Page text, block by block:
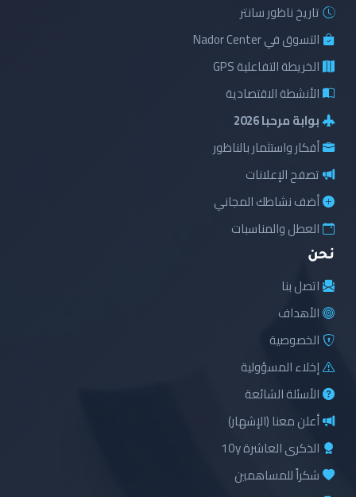
تاريخ ناظور سانتر
التسوق في Nador Center
الخريطة التفاعلية GPS
الأنشطة الاقتصادية
بوابة مرحبا 2026
أفكار واستثمار بالناظور
تصفح الإعلانات
أضف نشاطك المجاني
العطل والمناسبات
نحن
اتصل بنا
الأهداف
الخصوصية
إخلاء المسؤولية
الأسئلة الشائعة
أعلن معنا (الإشهار)
الذكرى العاشرة 10y
شكراً للمساهمين